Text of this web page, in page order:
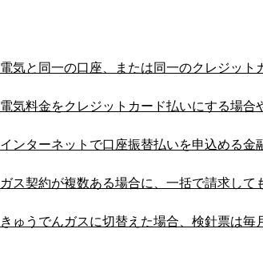
電気と同一の口座、または同一のクレジット
電気料金をクレジットカード払いにする場
インターネットで口座振替払いを申込める金
ガス契約が複数ある場合に、一括で請求して
きゅうでんガスに切替えた場合、検針票は毎